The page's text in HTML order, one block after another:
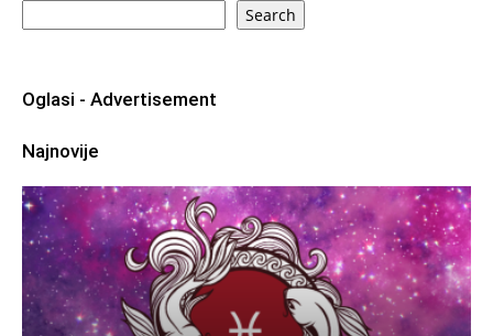
Search
Oglasi - Advertisement
Najnovije